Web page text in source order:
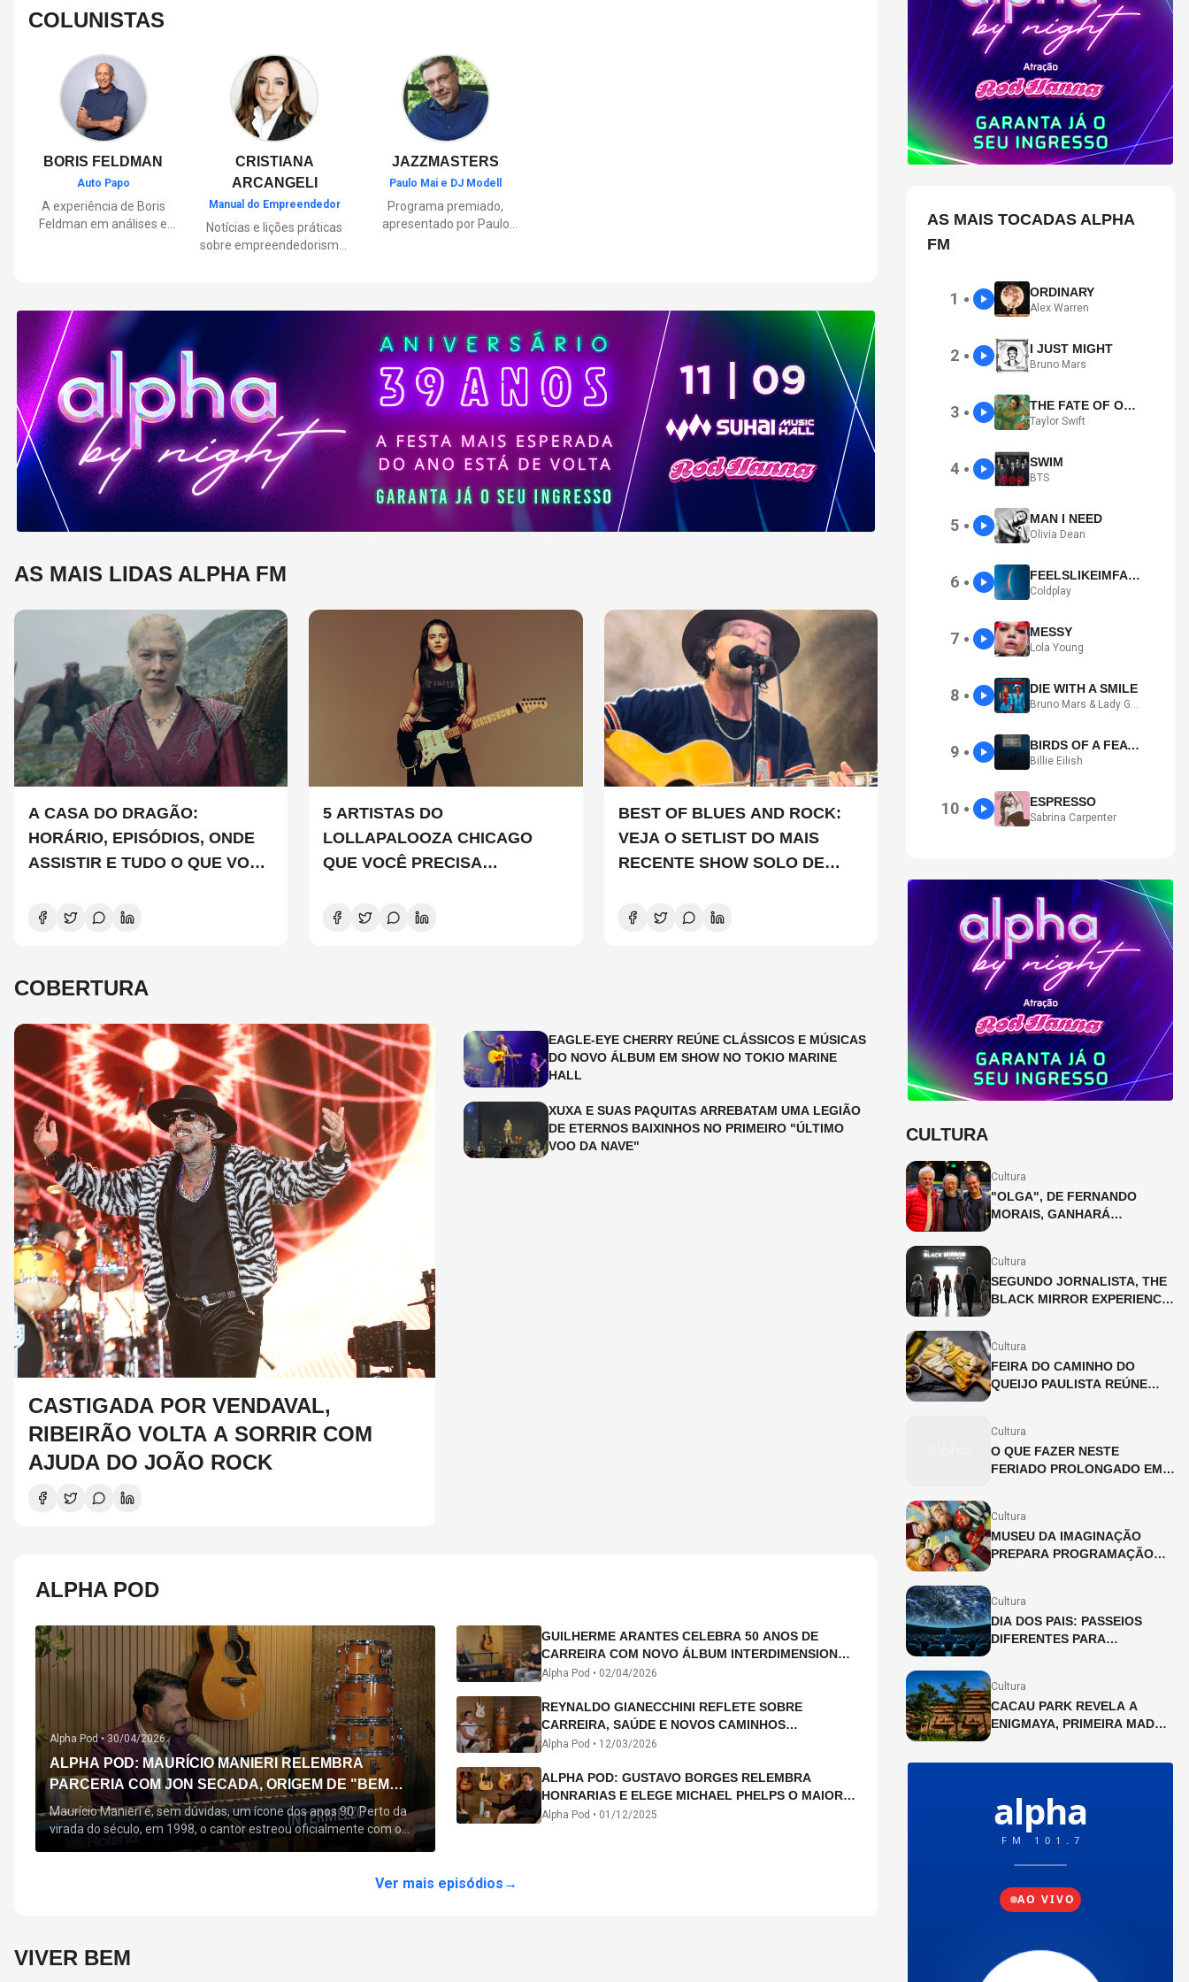
COLUNISTAS
BORIS FELDMAN
Auto Papo
A experiência de Boris
Feldman em análises e
manutenção,
lançamentos, tecnologia e
tudo o que envolve o dia a
dia dos motoristas.
CRISTIANA
ARCANGELI
Manual do Empreendedor
Notícias e lições práticas
sobre empreendedorismo,
JAZZMASTERS
Paulo Mai e DJ Modell
Programa premiado,
apresentado por Paulo
Soul ao House.
Lançamentos e histórias
sobre artistas e
movimentos que
nasceram a partir do jazz
e ajudaram a moldar a
música contemporânea.
AS MAIS LIDAS ALPHA FM
A CASA DO DRAGÃO:
HORÁRIO, EPISÓDIOS, ONDE
ASSISTIR E TUDO O QUE VOCÊ
NOVA TEMPORADA
5 ARTISTAS DO
LOLLAPALOOZA CHICAGO
QUE VOCÊ PRECISA
BEST OF BLUES AND ROCK:
VEJA O SETLIST DO MAIS
RECENTE SHOW SOLO DE
COBERTURA
CASTIGADA POR VENDAVAL,
RIBEIRÃO VOLTA A SORRIR COM
AJUDA DO JOÃO ROCK
EAGLE-EYE CHERRY REÚNE CLÁSSICOS E MÚSICAS
DO NOVO ÁLBUM EM SHOW NO TOKIO MARINE
HALL
XUXA E SUAS PAQUITAS ARREBATAM UMA LEGIÃO
DE ETERNOS BAIXINHOS NO PRIMEIRO "ÚLTIMO
VOO DA NAVE"
ALPHA POD
Alpha Pod • 30/04/2026
ALPHA POD: MAURÍCIO MANIERI RELEMBRA
PARCERIA COM JON SECADA, ORIGEM DE "BEM
QUERER" E MAIS
Maurício Manieri é, sem dúvidas, um ícone dos anos 90. Perto da
virada do século, em 1998, o cantor estreou oficialmente com o
seu primeiro disco, "A Noite Inteira", no qual estão canções que lhe
Querer" e "Minha Menina". Em 2026, o astro segue com o […]
GUILHERME ARANTES CELEBRA 50 ANOS DE
CARREIRA COM NOVO ÁLBUM INTERDIMENSIONAL
E TURNÊ “50 ANOS-LUZ”
Alpha Pod • 02/04/2026
REYNALDO GIANECCHINI REFLETE SOBRE
CARREIRA, SAÚDE E NOVOS CAMINHOS
ARTÍSTICOS NO ALPHA POD
Alpha Pod • 12/03/2026
ALPHA POD: GUSTAVO BORGES RELEMBRA
HONRARIAS E ELEGE MICHAEL PHELPS O MAIOR
ATLETA DA HISTÓRIA
Alpha Pod • 01/12/2025
Ver mais episódios →
VIVER BEM
AS MAIS TOCADAS ALPHA
FM
1 ● ORDINARY
Alex Warren
2 ● I JUST MIGHT
Bruno Mars
3 ● THE FATE OF OPHELIA
Taylor Swift
4 ● SWIM
BTS
5 ● MAN I NEED
Olivia Dean
6 ● FEELSLIKEIMFALLINGINLOVE
Coldplay
7 ● MESSY
Lola Young
8 ● DIE WITH A SMILE
Bruno Mars & Lady Gaga
9 ● BIRDS OF A FEATHER
Billie Eilish
10 ● ESPRESSO
Sabrina Carpenter
CULTURA
Cultura
"OLGA", DE FERNANDO
MORAIS, GANHARÁ
Cultura
SEGUNDO JORNALISTA, THE
BLACK MIRROR EXPERIENCE
Cultura
FEIRA DO CAMINHO DO
QUEIJO PAULISTA REÚNE
Cultura
O QUE FAZER NESTE
FERIADO PROLONGADO EM
Cultura
MUSEU DA IMAGINAÇÃO
PREPARA PROGRAMAÇÃO
Cultura
DIA DOS PAIS: PASSEIOS
DIFERENTES PARA
Cultura
CACAU PARK REVELA A
ENIGMAYA, PRIMEIRA MAD